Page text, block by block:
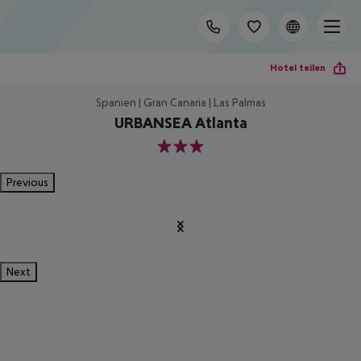
Hotel teilen
Spanien | Gran Canaria | Las Palmas
URBANSEA Atlanta
3
Previous
Next